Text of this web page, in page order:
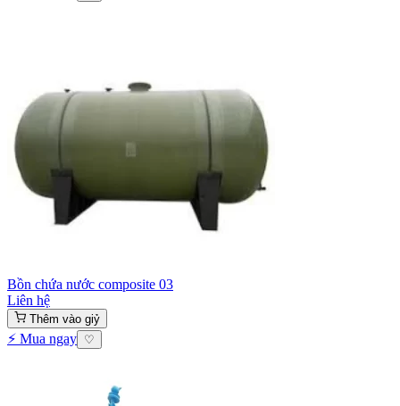
Bồn chứa nước composite 03
Liên hệ
Thêm vào giỷ
⚡ Mua ngay ♡